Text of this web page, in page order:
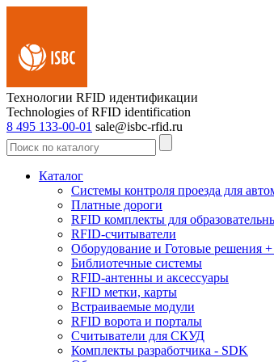
Технологии RFID идентификации
Technologies of RFID identification
8 495 133-00-01 sale@isbc-rfid.ru
Каталог
Системы контроля проезда для
Платные дороги
RFID комплекты для
RFID-считыватели
Оборудование и Готовые решения
Библиотечные системы
RFID-антенны и аксессуары
RFID метки, карты
Встраиваемые модули
RFID ворота и порталы
Считыватели для СКУД
Комплекты разработчика - SDK